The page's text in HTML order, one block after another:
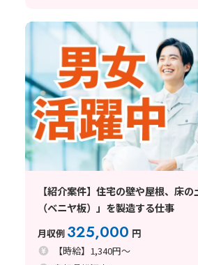
【紹介案件】住宅の壁や屋根、床
（ベニヤ板）」を製造する仕事
月収例 325,000 円
【時給】1,340円～